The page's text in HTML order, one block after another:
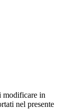
modificare in
nel presente